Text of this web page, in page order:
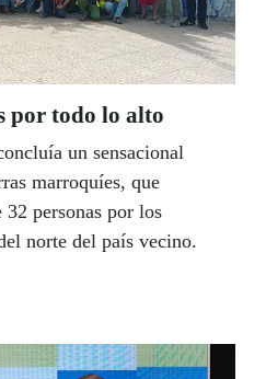
por todo lo alto
un sensacional
marroquíes, que
personas por los
norte del país vecino.